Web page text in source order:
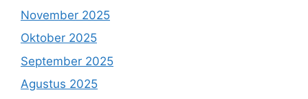
November 2025
Oktober 2025
September 2025
Agustus 2025